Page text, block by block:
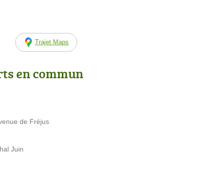
Trajet Maps
en commun
de Fréjus
Juin